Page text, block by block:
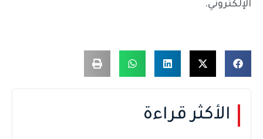
الإلكتروني.
الأكثر قراءة